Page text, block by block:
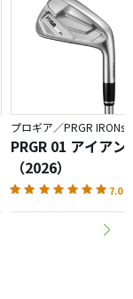
プロギア／PRGR IRONs
PRGR 01 アイアン
（2026）
7.0